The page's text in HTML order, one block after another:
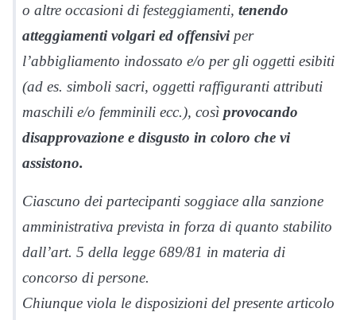
o altre occasioni di festeggiamenti, tenendo
atteggiamenti volgari ed offensiviper
l’abbigliamento indossato e/o per gli oggetti esibiti
(ad es. simboli sacri, oggetti raffiguranti attributi
maschili e/o femminili ecc.), così provocando
disapprovazione e disgusto in coloro che vi
assistono.
Ciascuno dei partecipanti soggiace alla sanzione
amministrativa prevista in forza di quanto stabilito
dall’art. 5 della legge 689/81 in materia di
concorso di persone.
Chiunque viola le disposizioni del presente articolo